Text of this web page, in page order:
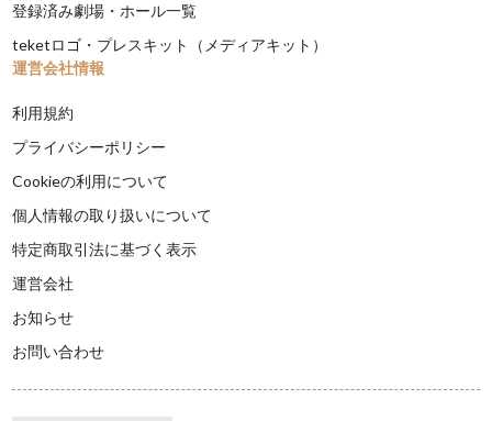
登録済み劇場・ホール一覧
teketロゴ・プレスキット（メディアキット）
運営会社情報
利用規約
プライバシーポリシー
Cookieの利用について
個人情報の取り扱いについて
特定商取引法に基づく表示
運営会社
お知らせ
お問い合わせ